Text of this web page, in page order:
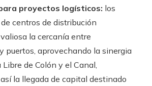
proyectos logísticos: los
centros de distribución
la cercanía entre
puertos, aprovechando la sinergia
de Colón y el Canal,
la llegada de capital destinado